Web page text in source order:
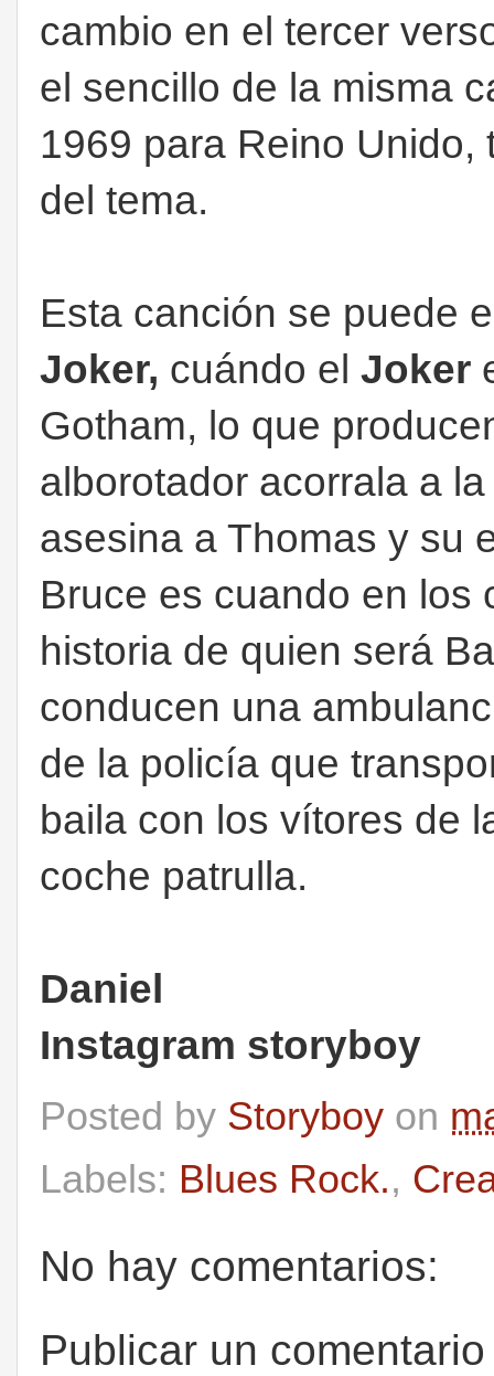
cambio en el tercer
el sencillo de la misma
1969 para Reino
del tema.
Esta canción se puede
Joker, cuándo el Joker
Gotham, lo que
alborotador acorrala a
asesina a Thomas y su
Bruce es cuando en los
historia de quien será
conducen una
de la policía que
baila con los vítores de
coche patrulla.
Daniel
Instagram storyboy
Posted by Storyboy on
Labels: Blues Rock.,
No hay comentarios:
Publicar un comentario